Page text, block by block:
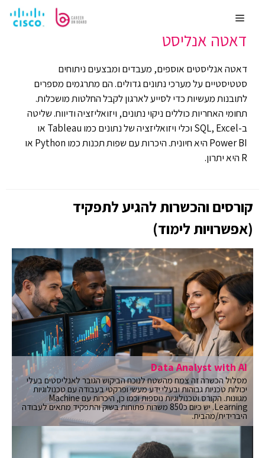
לתוכןMenu
מערכות מידע
דאטה אנליסט
דאטה אנליסטים אוספים, מעבדים ומבצעים ניתוחים
סטטיסטיים על מערכי נתונים גדולים. הם מתרגמים מספרים
לתובנות מעשיות כדי לסייע לארגון לקבל החלטות מושכלות.
תחומי האחריות כוללים ניקוי נתונים, ויזואליזציה ודיווח. שליטה
ב-SQL, Excel וכלי ויזואליזציה של נתונים כמו Tableau או
Power BI היא חיונית. היכרות עם שפות תכנות כמו Python או
R היא יתרון.
קורסים והכשרות להגיע לתפקיד
(אפשרויות לימוד)
Data Analyst with AI
מסלול הכשרה זה צמח מהשטח לנוכח הביקוש הגובר לאנליסטים בעלי
יכולות טכניות גבוהות ובעלי ידע מעשי ופרקטי בעבודה עם טכנולוגיות
מגוונות. הקורס וטכנולוגיות נוספות וכמו כן, היכרות עם Machine
Learning. יש כיום כ850 משרות פתוחות בשוק והתפקיד מתאים לעבודה
היברידית/מהבית.